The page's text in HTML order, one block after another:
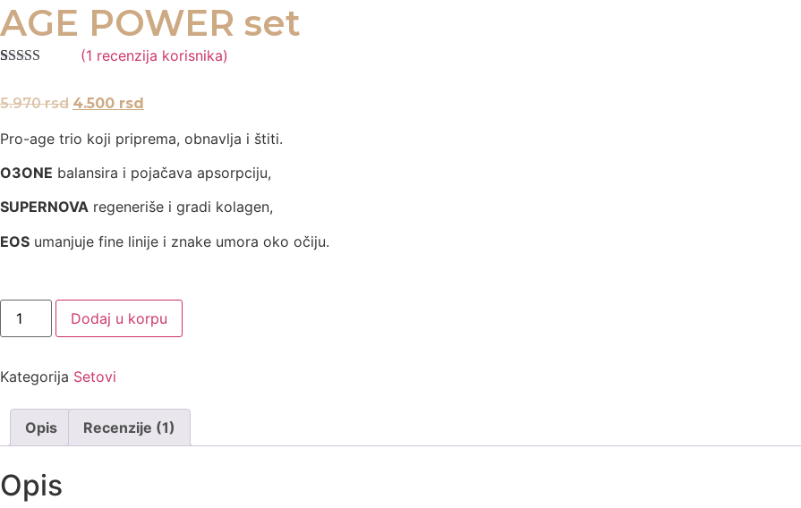
AGE POWER set
osnovu
(1 recenzija korisnika)
5.970rsd 4.500 rsd
Pro-age trio koji priprema, obnavlja i štiti.
O3ONE balansira i pojačava apsorpciju,
SUPERNOVA regeneriše i gradi kolagen,
EOS umanjuje fine linije i znake umora oko očiju.
Dodaj u korpu
Kategorija Setovi
Opis Recenzije (1)
Opis